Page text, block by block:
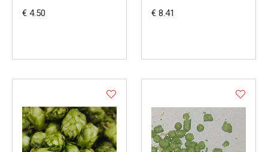
€ 4.50 € 8.41